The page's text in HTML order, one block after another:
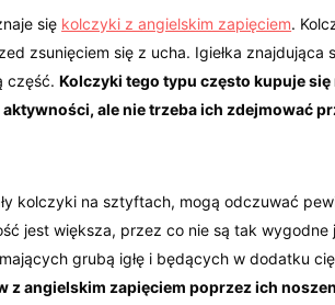
się kolczyki z angielskim zapięciem.
zsunięciem się z ucha. Igiełka znajdująca
część.Kolczyki tego typu często kupuje
ale nie trzeba ich zdejmować
kolczyki na sztyftach, mogą odczuwać
jest większa, przez co nie są tak
grubą igłę i będących w dodatku
z angielskim zapięciem poprzez ich